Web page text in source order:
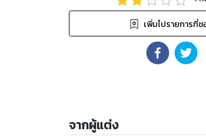
เพิ่มไปรายการที่
จากผู้แต่ง